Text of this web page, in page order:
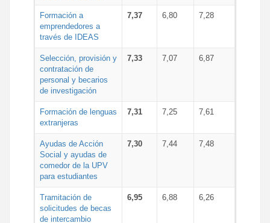
Formación a
emprendedores a
través de IDEAS
7,37 6,80 7,28
Selección, provisión y
contratación de
personal y becarios
de investigación
7,33 7,07 6,87
Formación de lenguas
extranjeras
7,31 7,25 7,61
Ayudas de Acción
Social y ayudas de
comedor de la UPV
para estudiantes
7,30 7,44 7,48
Tramitación de
solicitudes de becas
de intercambio
6,95 6,88 6,26